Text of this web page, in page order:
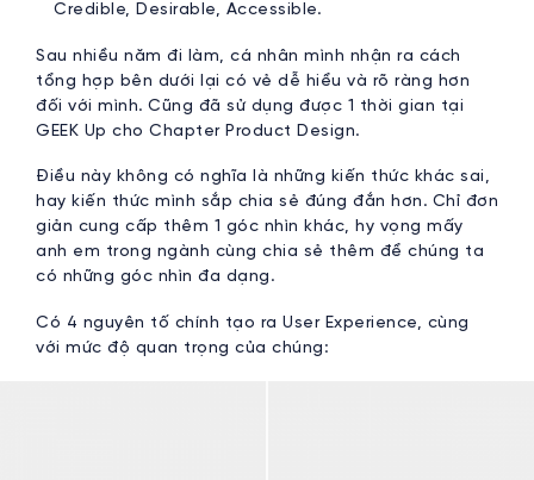
Credible, Desirable, Accessible.
Sau nhiều năm đi làm, cá nhân mình nhận ra cách
tổng hợp bên dưới lại có vẻ dễ hiểu và rõ ràng hơn
đối với mình. Cũng đã sử dụng được 1 thời gian tại
GEEK Up cho Chapter Product Design.
Điều này không có nghĩa là những kiến thức khác sai,
hay kiến thức mình sắp chia sẻ đúng đắn hơn. Chỉ đơn
giản cung cấp thêm 1 góc nhìn khác, hy vọng mấy
anh em trong ngành cùng chia sẻ thêm để chúng ta
có những góc nhìn đa dạng.
Có 4 nguyên tố chính tạo ra User Experience, cùng
với mức độ quan trọng của chúng: